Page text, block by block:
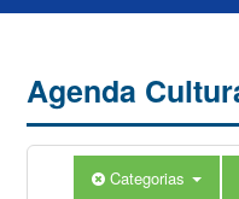
Agenda
Categorias